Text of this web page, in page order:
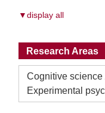
▼display all
Research Areas
Cognitive science
Experimental